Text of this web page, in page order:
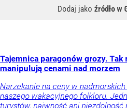
Dodaj jako źródło w
Tajemnica paragonów grozy. Tak
manipulują cenami nad morzem
Narzekanie na ceny w
naszego wakacyjnego folkloru.
turystów, naiwność ani